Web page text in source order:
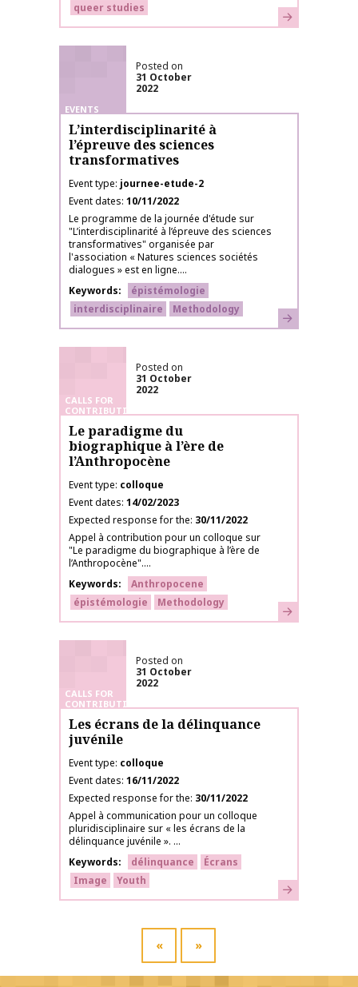
queer studies
Learn more
EVENTS
Posted on
31 October
2022
L’interdisciplinarité à
l’épreuve des sciences
transformatives
Event type journee-etude-2
Event dates 10/11/2022
Le programme de la journée d'étude sur
"L’interdisciplinarité à l’épreuve des sciences
transformatives" organisée par
l'association « Natures sciences sociétés
dialogues » est en ligne....
Keywords
épistémologie
interdisciplinaire
Methodology Learn more
CALLS FOR
CONTRIBUTIONS
Posted on
31 October
2022
Le paradigme du
biographique à l’ère de
l’Anthropocène
Event type colloque
Event dates 14/02/2023
Expected response for the 30/11/2022
Appel à contribution pour un colloque sur
"Le paradigme du biographique à l’ère de
l’Anthropocène"....
Keywords
Anthropocene
épistémologie
Methodology Learn more
CALLS FOR
CONTRIBUTIONS
Posted on
31 October
2022
Les écrans de la délinquance
juvénile
Event type colloque
Event dates 16/11/2022
Expected response for the 30/11/2022
Appel à communication pour un colloque
pluridisciplinaire sur « les écrans de la
délinquance juvénile ». ...
Keywords
délinquance
Écrans
Image
Youth Learn more
« »